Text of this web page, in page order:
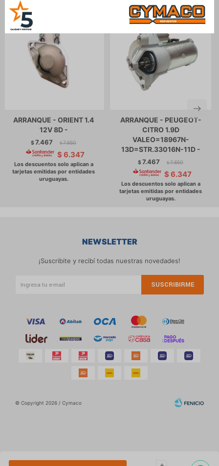
consultas
ARRANQUE - ORIENT 1.4
12V 8D -
$7.467 $ 7.650
$ 6.347
ARRANQUE - PEUGEOT-
CITRO 1.9D
VALEO=18967N-
13D=STR.33016N-11D -
$7.467 $ 7.650
$ 6.347
NEWSLETTER
¡Suscribite y recibí todas nuestras novedades!
SUSCRIBIRME
© Copyright 2026 / Cymaco